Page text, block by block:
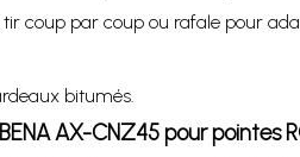
coup par coup ou rafale pour
bitumés.
AX-CNZ45 pour pointes